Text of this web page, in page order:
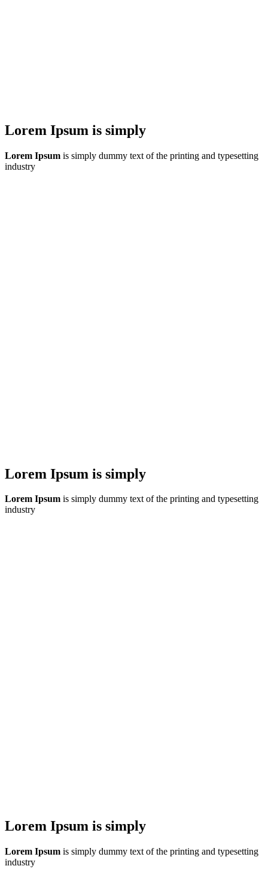
Lorem Ipsum is simply
Lorem Ipsum is simply dummy text of the printing and typesetting
industry
Lorem Ipsum is simply
Lorem Ipsum is simply dummy text of the printing and typesetting
industry
Lorem Ipsum is simply
Lorem Ipsum is simply dummy text of the printing and typesetting
industry